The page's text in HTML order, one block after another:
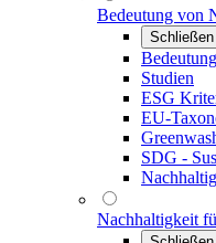
Bedeutung von
Schließen
Studien
ESG
EU-
SDG -
Nachhaltigkeit